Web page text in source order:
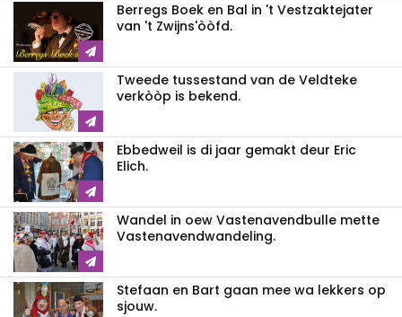
Berregs Boek en Bal in 't Vestzaktejater
van 't Zwijns'òòfd.
Tweede tussestand van de Veldteke
verkòòp is bekend.
Ebbedweil is di jaar gemakt deur Eric
Elich.
Wandel in oew Vastenavendbulle mette
Vastenavendwandeling.
Stefaan en Bart gaan mee wa lekkers op
sjouw.